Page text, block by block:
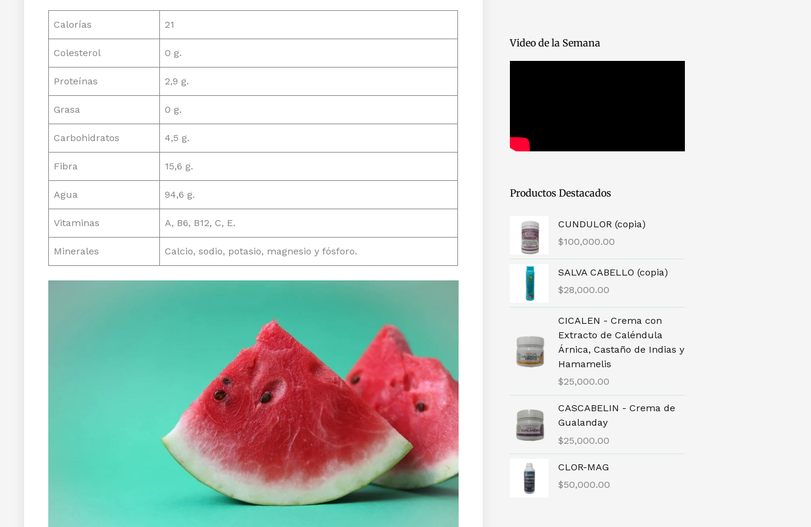
Calorías 21
Colesterol 0 g.
Proteínas 2,9 g.
Grasa 0 g.
Carbohidratos 4,5 g.
Fibra 15,6 g.
Agua 94,6 g.
Vitaminas A, B6, B12, C, E.
Minerales Calcio, sodio, potasio, magnesio y fósforo.
Video de la Semana
Productos Destacados
CUNDULOR (copia)
$100,000.00
SALVA CABELLO (copia)
$28,000.00
CICALEN - Crema con
Extracto de Caléndula
Árnica, Castaño de Indias y
Hamamelis
$25,000.00
CASCABELIN - Crema de
Gualanday
$25,000.00
CLOR-MAG
$50,000.00